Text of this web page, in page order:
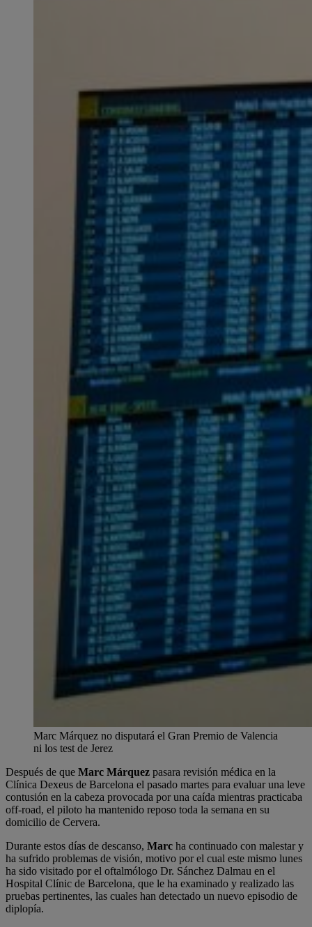
Marc Márquez no disputará el Gran Premio de Valencia
ni los test de Jerez
Después de que Marc Márquez pasara revisión médica en la
Clínica Dexeus de Barcelona el pasado martes para evaluar una leve
contusión en la cabeza provocada por una caída mientras practicaba
off-road, el piloto ha mantenido reposo toda la semana en su
domicilio de Cervera.
Durante estos días de descanso, Marc ha continuado con malestar y
ha sufrido problemas de visión, motivo por el cual este mismo lunes
ha sido visitado por el oftalmólogo Dr. Sánchez Dalmau en el
Hospital Clínic de Barcelona, que le ha examinado y realizado las
pruebas pertinentes, las cuales han detectado un nuevo episodio de
diplopía.